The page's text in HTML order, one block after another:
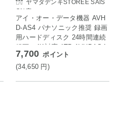
ヤマダデンキSTOREE SAIS
ON店
アイ・オー・データ機器 AVH
D-AS4 パナソニック推奨 録画
用ハードディスク 24時間連続
録画／4K対応 4TB AVHDAS4
7,700 ポイント
(34,650 円)